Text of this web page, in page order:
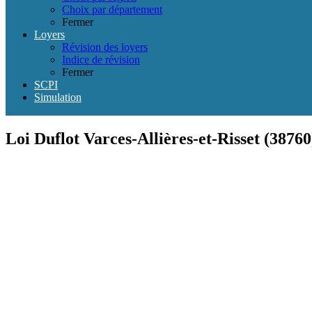
Choix par département
Fermer
Loyers
Révision des loyers
Indice de révision
Fermer
SCPI
Simulation
Loi Duflot Varces-Allières-et-Risset